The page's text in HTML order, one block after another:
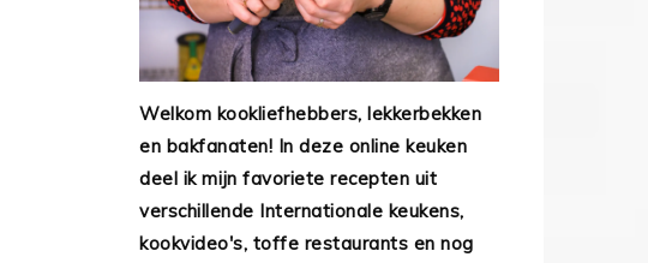
Welkom kookliefhebbers, lekkerbekken
en bakfanaten! In deze online keuken
deel ik mijn favoriete recepten uit
verschillende Internationale keukens,
kookvideo's, toffe restaurants en nog